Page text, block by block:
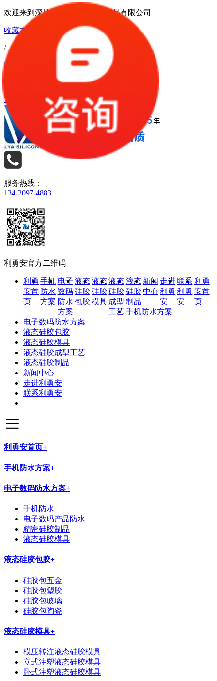
欢迎来到深圳市利勇安硅橡胶制品有限公司！
收藏本站
/
网站地图
常见问题
服务热线：
134-2097-4883
利勇安官方二维码
利勇
安首
页
手机
防水
方案
电子
数码
防水
方案
液态
硅胶
包胶
液态
硅胶
模具
液态
硅胶
成型
工艺
液态
硅胶
制品
新闻
中心
走进
利勇
安
联系
利勇
安
利勇
安首
页
手机防水方案
电子数码防水方案
液态硅胶包胶
液态硅胶模具
液态硅胶成型工艺
液态硅胶制品
新闻中心
走进利勇安
联系利勇安
利勇安首页+
手机防水方案+
电子数码防水方案+
手机防水
电子数码产品防水
精密硅胶制品
液态硅胶模具
液态硅胶包胶+
硅胶包五金
硅胶包塑胶
硅胶包玻璃
硅胶包陶瓷
液态硅胶模具+
模压转注液态硅胶模具
立式注塑液态硅胶模具
卧式注塑液态硅胶模具